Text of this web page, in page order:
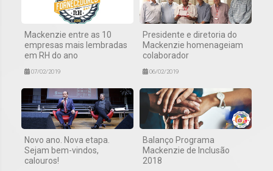
Mackenzie entre as 10
empresas mais lembradas
em RH do ano
07/02/2019
Presidente e diretoria do
Mackenzie homenageiam
colaborador
06/02/2019
Novo ano. Nova etapa.
Sejam bem-vindos,
calouros!
Balanço Programa
Mackenzie de Inclusão
2018